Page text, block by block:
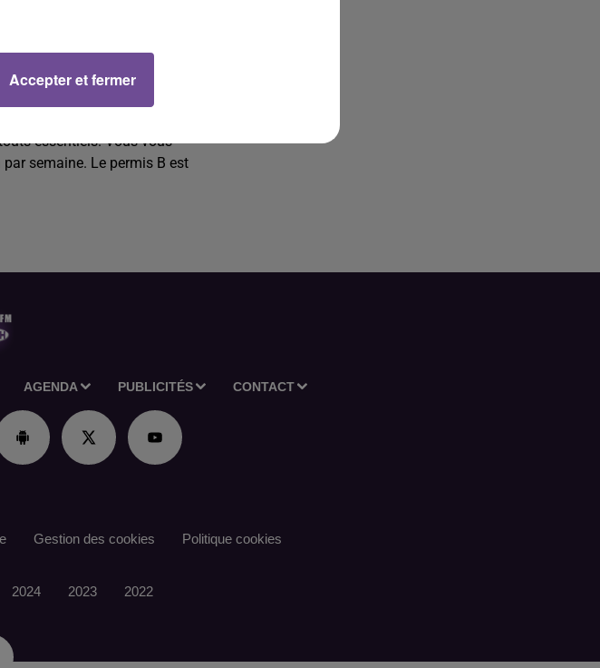
l'entretien des parties
essentiels. Vous vous
semaine. Le permis B est
AGENDA PUBLICITÉS CONTACT
Gestion des cookies Politique cookies
2024 2023 2022
Accepter et fermer